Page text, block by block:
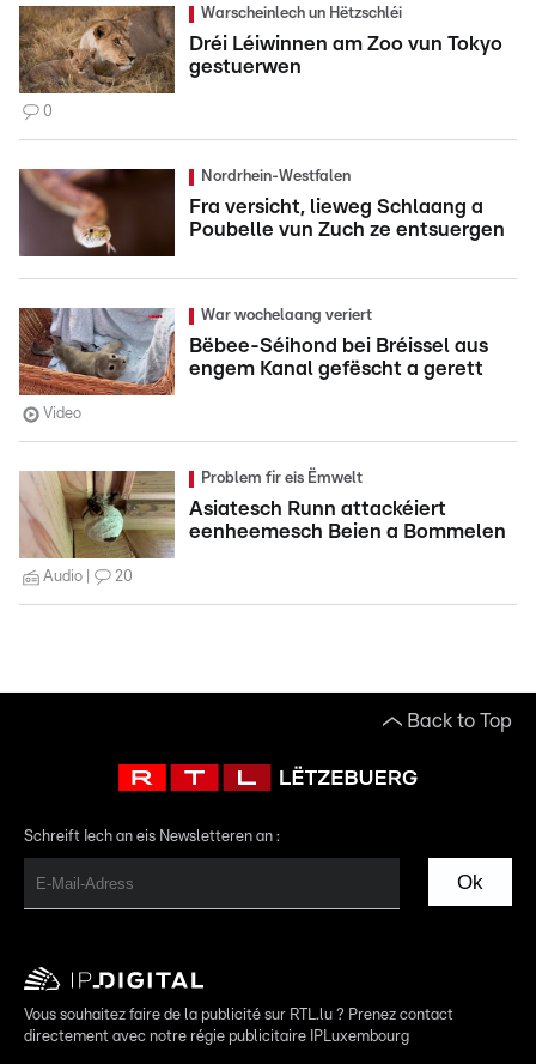
Warscheinlech un Hëtzschléi
Dréi Léiwinnen am Zoo vun Tokyo
gestuerwen
0
Nordrhein-Westfalen
Fra versicht, lieweg Schlaang a
Poubelle vun Zuch ze entsuergen
War wochelaang veriert
Bëbee-Séihond bei Bréissel aus
engem Kanal gefëscht a gerett
Video
Problem fir eis Ëmwelt
Asiatesch Runn attackéiert
eenheemesch Beien a Bommelen
Audio 20
Back to Top
Schreift Iech an eis Newsletteren an :
Ok
Vous souhaitez faire de la publicité sur RTL.lu ? Prenez contact
directement avec notre régie publicitaire IPLuxembourg